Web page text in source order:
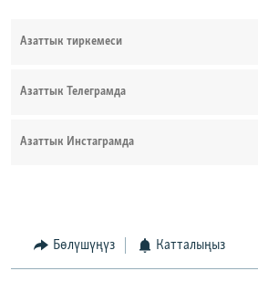
Азаттык тиркемеси
Азаттык Телеграмда
Азаттык Инстаграмда
Бөлүшүңүз Катталыңыз